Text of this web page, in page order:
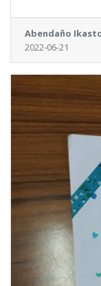
Abendaño
2022-06-21